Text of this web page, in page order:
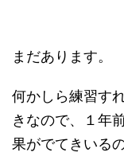
まだあります。
何かしら練習す
きなので、１年
果がでてきいる